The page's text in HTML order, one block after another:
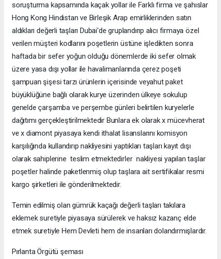
soruşturma kapsamında kaçak yollar ile Farklı firma ve şahıslar
Hong Kong Hindistan ve Birleşik Arap emirliklerinden satın
aldıkları değerli taşları Dubai'de gruplandırıp alıcı firmaya özel
verilen müşteri kodlarını poşetlerin üstüne işledikten sonra
haftada bir sefer yoğun olduğu dönemlerde iki sefer olmak
üzere yasa dışı yollar ile havalimanlarında çerez poşeti
şampuan şişesi tarzı ürünlerin içerisinde veyahut paket
büyüklüğüne bağlı olarak kurye üzerinden ülkeye sokulup
genelde çarşamba ve perşembe günleri belirtilen kuryelerle
dağıtımı gerçekleştirilmektedir Bunlara ek olarak x mücevherat
ve x diamont piyasaya kendi ithalat lisanslarını komisyon
karşılığında kullandırıp nakliyesini yaptıkları taşları kayıt dışı
olarak sahiplerine teslim etmektedirler nakliyesi yapılan taşlar
poşetler halinde paketlenmiş olup taşlara ait sertifikalar resmi
kargo şirketleri ile gönderilmektedir.
Temin edilmiş olan gümrük kaçağı değerli taşları takılara
eklemek suretiyle piyasaya sürülerek ve haksız kazanç elde
etmek suretiyle Hem Devleti hem de insanları dolandırmışlardır.
Pırlanta Örgütü şeması